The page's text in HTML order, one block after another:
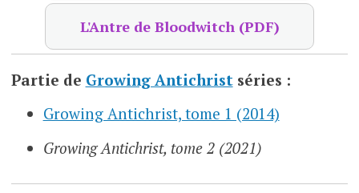
L'Antre de Bloodwitch (PDF)
Partie de Growing Antichristséries :
Growing Antichrist, tome 1 (2014)
Growing Antichrist, tome 2 (2021)